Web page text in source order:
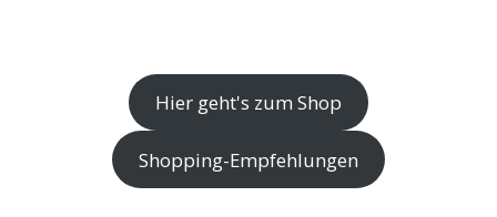
Hier geht's zum Shop
Shopping-Empfehlungen